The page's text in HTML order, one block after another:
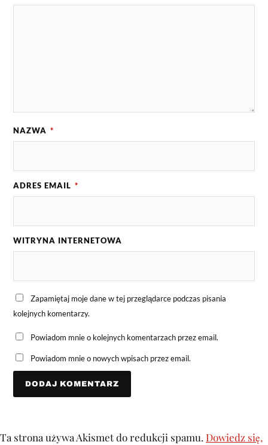
NAZWA *
ADRES EMAIL *
WITRYNA INTERNETOWA
Zapamiętaj moje dane w tej przeglądarce podczas pisania
kolejnych komentarzy.
Powiadom mnie o kolejnych komentarzach przez email.
Powiadom mnie o nowych wpisach przez email.
Ta strona używa Akismet do redukcji spamu. Dowiedz się,